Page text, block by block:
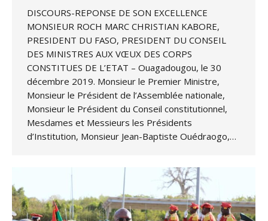
DISCOURS-REPONSE DE SON EXCELLENCE
MONSIEUR ROCH MARC CHRISTIAN KABORE,
PRESIDENT DU FASO, PRESIDENT DU CONSEIL
DES MINISTRES AUX VŒUX DES CORPS
CONSTITUES DE L’ETAT – Ouagadougou, le 30
décembre 2019. Monsieur le Premier Ministre,
Monsieur le Président de l’Assemblée nationale,
Monsieur le Président du Conseil constitutionnel,
Mesdames et Messieurs les Présidents
d’Institution, Monsieur Jean-Baptiste Ouédraogo,…